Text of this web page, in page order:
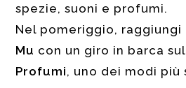
spezie, suoni e profumi.
Nel pomeriggio, raggiungi
Mu con un giro in barca sul
Profumi, uno dei modi più